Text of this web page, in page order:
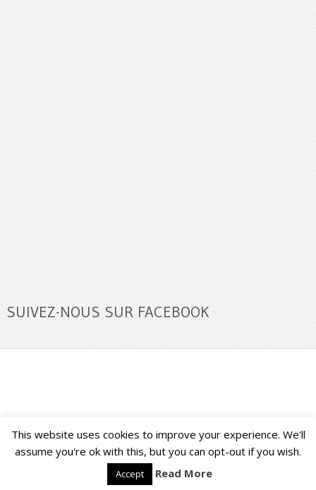
SUIVEZ-NOUS SUR FACEBOOK
Buzz Ultra Copyright © 2026. Back to Top ↑
This website uses cookies to improve your experience. We'll
assume you're ok with this, but you can opt-out if you wish.
Accept Read More
Français English ( Anglais)